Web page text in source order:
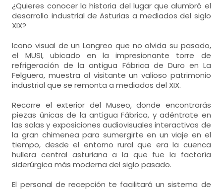
¿Quieres conocer la historia del lugar que alumbró el
desarrollo industrial de Asturias a mediados del siglo
XIX?
Icono visual de un Langreo que no olvida su pasado,
el MUSI, ubicado en la impresionante torre de
refrigeración de la antigua Fábrica de Duro en La
Felguera, muestra al visitante un valioso patrimonio
industrial que se remonta a mediados del XIX.
Recorre el exterior del Museo, donde encontrarás
piezas únicas de la antigua Fábrica, y adéntrate en
las salas y exposiciones audiovisuales interactivas de
la gran chimenea para sumergirte en un viaje en el
tiempo, desde el entorno rural que era la cuenca
hullera central asturiana a la que fue la factoría
siderúrgica más moderna del siglo pasado.
El personal de recepción te facilitará un sistema de